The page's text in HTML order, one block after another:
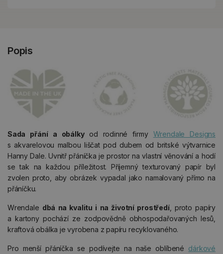
Popis
Sada přání a obálky od rodinné firmy Wrendale Designs
s akvarelovou malbou liščat pod dubem od britské výtvarnice
Hanny Dale. Uvnitř přáníčka je prostor na vlastní věnování a hodí
se tak na každou příležitost. Příjemný texturovaný papír byl
zvolen proto, aby obrázek vypadal jako namalovaný přímo na
přáníčku.
Wrendale dbá na kvalitu i na životní prostředí, proto papíry
a kartony pochází ze zodpovědně obhospodařovaných lesů,
kraftová obálka je vyrobena z papíru recyklovaného.
Pro menší přáníčka se podívejte na naše oblíbené dárkové